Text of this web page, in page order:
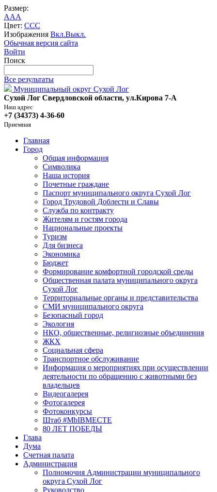
Размер:
AAA
Цвет: CCC
Изображения Вкл.Выкл.
Обычная версия сайта
Войти
Поиск
Все результаты
Муниципальный округ Сухой Лог
Сухой Лог Свердловской области, ул.Кирова 7-А
Наш адрес
+7 (34373) 4-36-60
Приемная
Главная
Город
Общая информация
Символика
Наша история
Почетные граждане
Паспорт муниципального округа Сухой Лог
Город Трудовой Доблести и Славы
Служба по контракту
Жителям и гостям города
Национальные проекты
Туризм
Для бизнеса
Экономика
Бюджет
Формирование комфортной городской среды
Общественная палата муниципального округа
Сухой Лог
Территориальные органы и представительства
СМИ муниципального округа
Безопасный город
Экология
НКО, общественные, религиозные объединения
ЖКХ
Социальная сфера
Транспортное обслуживание
Информация о мероприятиях при осуществлении
деятельности по обращению с животными без
владельцев
Видеогалерея
Фотогалерея
Фотоконкурсы
Штаб #MbIBMECTE
80 ЛЕТ ПОБЕДЫ
Глава
Дума
Счетная палата
Администрация
Полномочия Администрации муниципального
округа Сухой Лог
Руководство